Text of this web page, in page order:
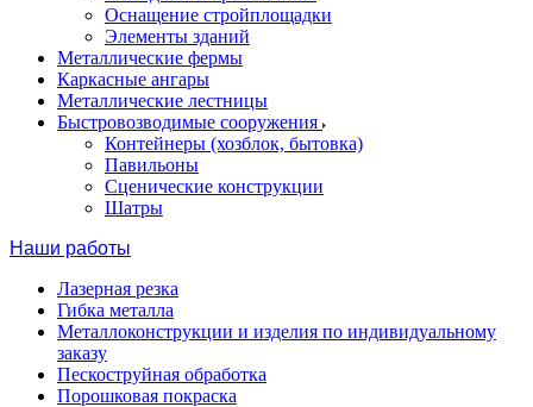
Оснащение стройплощадки
Элементы зданий
Металлические фермы
Каркасные ангары
Металлические лестницы
Быстровозводимые сооружения
Контейнеры (хозблок, бытовка)
Павильоны
Сценические конструкции
Шатры
Наши работы
Лазерная резка
Гибка металла
Металлоконструкции и изделия по индивидуальному
заказу
Пескоструйная обработка
Порошковая покраска